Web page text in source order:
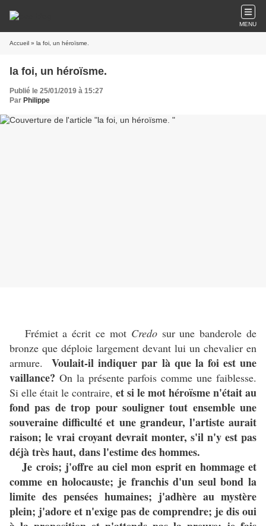
MENU
Accueil » la foi, un héroïsme.
la foi, un héroïsme.
Publié le 25/01/2019 à 15:27
Par Philippe
Frémiet a écrit ce mot Credo sur une banderole de
bronze que déploie largement devant lui un chevalier en
armure.Voulait-il indiquer par là que la foi est une
vaillance? On la présente parfois comme une faiblesse.
Si elle était le contraire, et si le mot héroïsme n'était au
fond pas de trop pour souligner tout ensemble une
souveraine difficulté et une grandeur, l'artiste aurait
raison; le vrai croyant devrait monter, s'il n'y est pas
déjà très haut, dans l'estime des hommes.
Je crois; j'offre au ciel mon esprit en hommage et
comme en holocauste; je franchis d'un seul bond la
limite des pensées humaines; j'adhère au mystère
plein; j'adore et n'exige pas de comprendre; je dis oui